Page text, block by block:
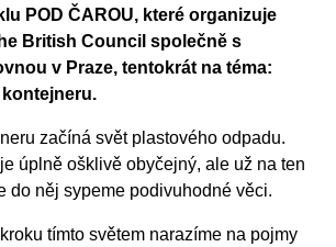
POD ČAROU, které organizuje
British Council společně s
v Praze, tentokrát na téma:
začíná svět plastového odpadu.
úplně ošklivě obyčejný, ale už na ten
do něj sypeme podivuhodné věci.
tímto světem narazíme na pojmy